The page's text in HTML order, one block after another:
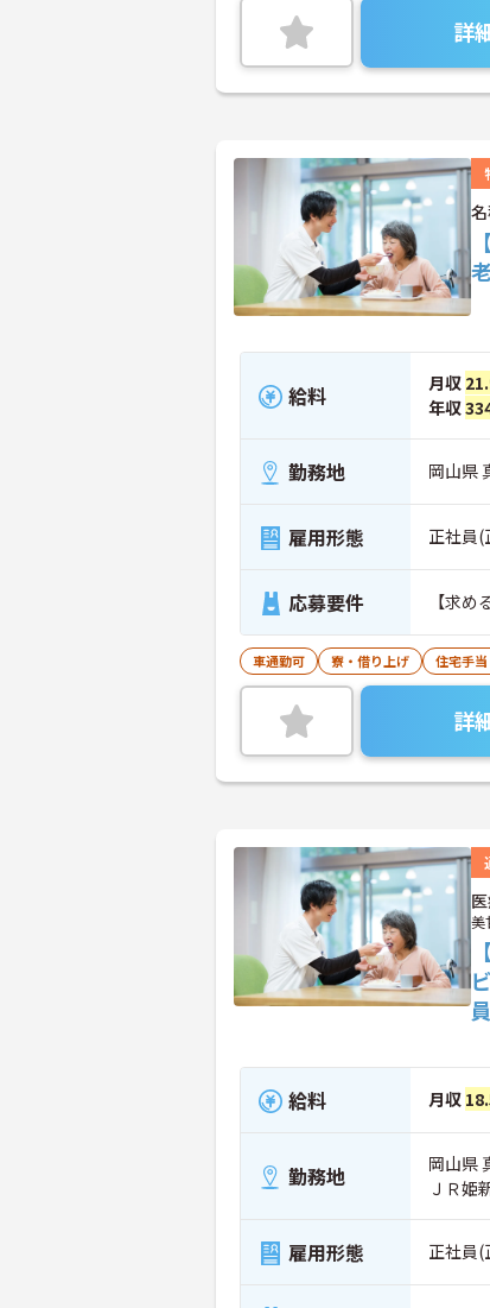
詳
給料 月収
年収
勤務地 岡山県
雇用形態 正社員(
応募要件 【求
車通勤可 寮・借り上げ 住宅手
詳
美
給料 月収
勤務地
岡山県
ＪＲ姫
雇用形態 正社員(